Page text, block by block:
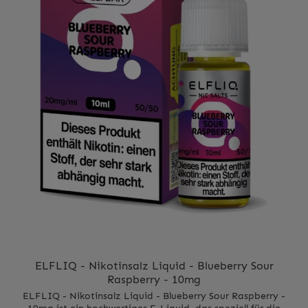
ELFLIQ - Nikotinsalz Liquid - Blueberry Sour
Raspberry - 10mg
ELFLIQ - Nikotinsalz Liquid - Blueberry Sour Raspberry -